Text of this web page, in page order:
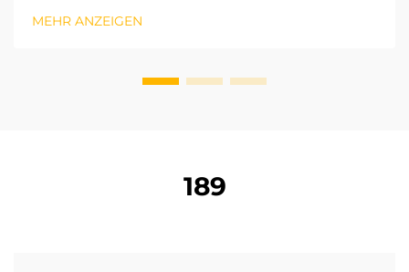
Die verbleibenden Logistikprozesse in Fabriken sind
MEHR ANZEIGEN
189